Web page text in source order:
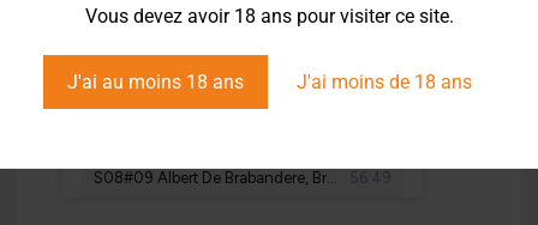
Vous devez avoir 18 ans pour visiter ce site.
J'ai au moins 18 ans J'ai moins de 18 ans